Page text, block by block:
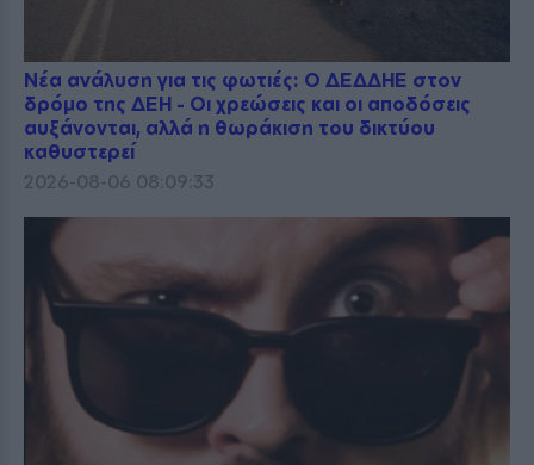
Νέα ανάλυση για τις φωτιές: Ο ΔΕΔΔΗΕ στον
δρόμο της ΔΕΗ - Οι χρεώσεις και οι αποδόσεις
αυξάνονται, αλλά η θωράκιση του δικτύου
καθυστερεί
2026-08-06 08:09:33